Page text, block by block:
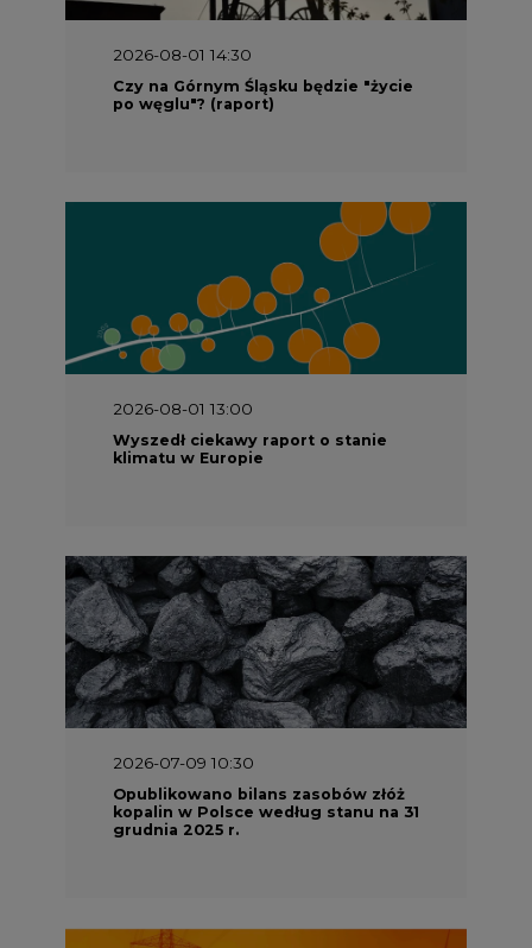
2026-08-01 14:30
Czy na Górnym Śląsku będzie "życie
po węglu"? (raport)
2026-08-01 13:00
Wyszedł ciekawy raport o stanie
klimatu w Europie
2026-07-09 10:30
Opublikowano bilans zasobów złóż
kopalin w Polsce według stanu na 31
grudnia 2025 r.